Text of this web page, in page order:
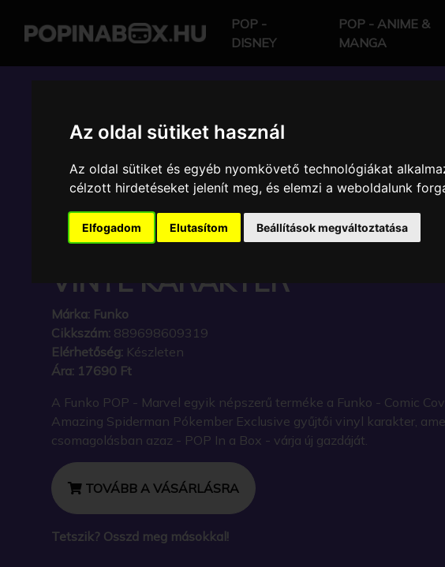
Az oldal sütiket használ
Az oldal sütiket és egyéb nyomkövető technológiákat
célzott hirdetéseket jelenít meg, és elemzi a weboldalunk
Elfogadom Elutasítom Beállítások megváltoztatása
POP -
DISNEY
POP - ANIME &
MANGA
POP IN A BOX HU
FUNKO - COMIC COVER
AMAZING SPIDERMAN
PÓKEMBER EXCLUSIVE
VINYL KARAKTER
Márka: Funko
Cikkszám: 889698609319
Elérhetőség: Készleten
Ára: 17690 Ft
A Funko POP - Marvel egyik népszerű terméke a Funko - Comic
Amazing Spiderman Pókember Exclusive gyűjtői vinyl karakter,
csomagolásban azaz - POP In a Box - várja új gazdáját.
TOVÁBB A VÁSÁRLÁSRA
Tetszik? Osszd meg másokkal!